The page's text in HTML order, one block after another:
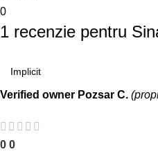
0
1 recenzie pentru
Verified owner Pozsar C.
0 0